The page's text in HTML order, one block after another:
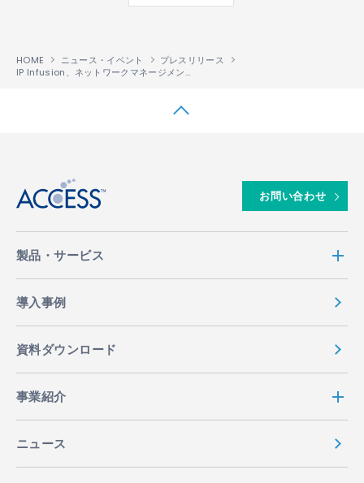
HOME ニュース・イベント
プレスリリース
IP Infusion、ネットワークマネージメントプレーン「ZebM」を発表
お問い合わせ
製品・サービス
導入事例
資料ダウンロード
事業紹介
ニュース